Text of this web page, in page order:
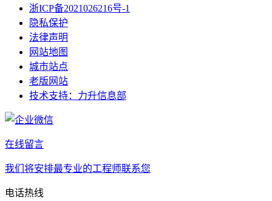
浙ICP备2021026216号-1
隐私保护
法律声明
网站地图
城市站点
老版网站
技术支持：力升信息部
在线留言
我们将安排最专业的工程师联系您
电话热线